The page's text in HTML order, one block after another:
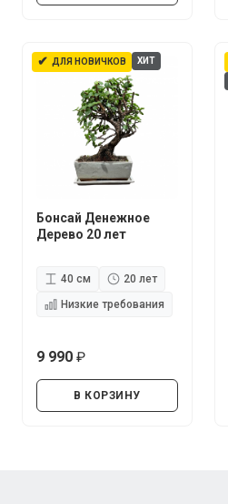
✔ ДЛЯ НОВИЧКОВ ХИТ
Бонсай Денежное
Дерево 20 лет
40 см
20 лет
Низкие требования
9 990
В КОРЗИНУ